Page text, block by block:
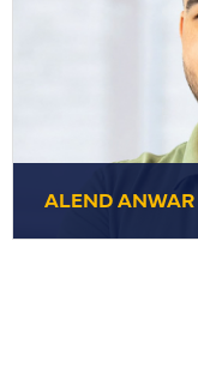
ALEND ANWAR